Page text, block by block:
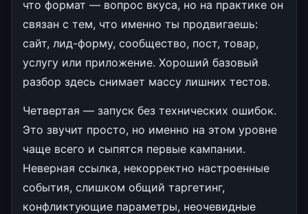
что формат — вопрос вкуса, но на практике он
связан с тем, что именно ты продвигаешь:
сайт, лид-форму, сообщество, пост, товар,
услугу или приложение. Хороший базовый
разбор здесь снимает массу лишних тестов.
Четвертая — запуск без технических ошибок.
Это звучит просто, но именно на этом уровне
чаще всего и сыпятся первые кампании.
Неверная ссылка, некорректно настроенные
события, слишком общий таргетинг,
конфликтующие параметры, неочевидные